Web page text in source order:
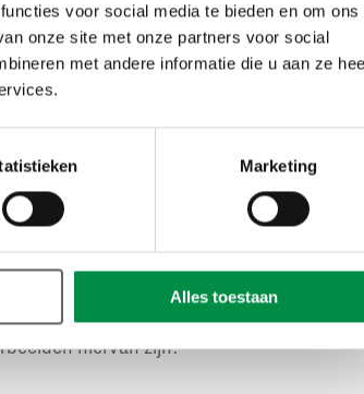
voor social media te bieden en om ons
onze site met onze partners voor social
met andere informatie die u aan ze
Marketing
Alles toestaan
van de interventie en de
buurt of een stad. Tegelijk wordt
de impact voor de samenleving.
van het Social Profit Canvas te
Het CAOP werkt hierin samen met
en analyseren van data uit
dus rekenen op een empirische
hiervan zijn: